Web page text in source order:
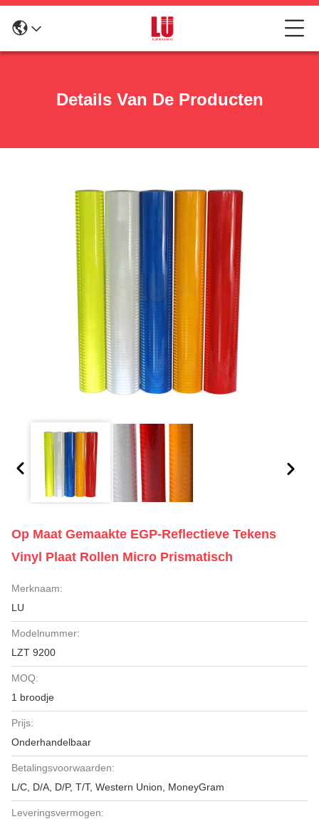
Details Van De Producten
Op Maat Gemaakte EGP-Reflectieve Tekens
Vinyl Plaat Rollen Micro Prismatisch
Merknaam:
LU
Modelnummer:
LZT 9200
MOQ:
1 broodje
Prijs:
Onderhandelbaar
Betalingsvoorwaarden:
L/C, D/A, D/P, T/T, Western Union, MoneyGram
Leveringsvermogen: